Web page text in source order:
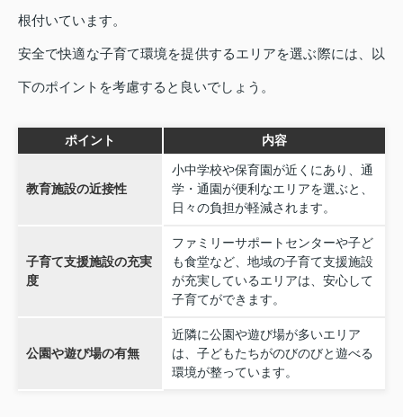
根付いています。
安全で快適な子育て環境を提供するエリアを選ぶ際には、以
下のポイントを考慮すると良いでしょう。
ポイント 内容
教育施設の近接性
小中学校や保育園が近くにあり、通
学・通園が便利なエリアを選ぶと、
日々の負担が軽減されます。
子育て支援施設の充実
度
ファミリーサポートセンターや子ど
も食堂など、地域の子育て支援施設
が充実しているエリアは、安心して
子育てができます。
公園や遊び場の有無
近隣に公園や遊び場が多いエリア
は、子どもたちがのびのびと遊べる
環境が整っています。